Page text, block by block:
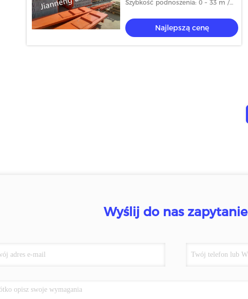
Szybkość podnoszenia: 0 ~ 33 m /
Najlepszą cenę
Wyślij do nas zapytanie